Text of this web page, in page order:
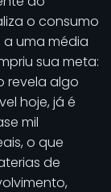
o consumo
a uma média
sua meta:
revela algo
hoje, já é
mil
o que
de